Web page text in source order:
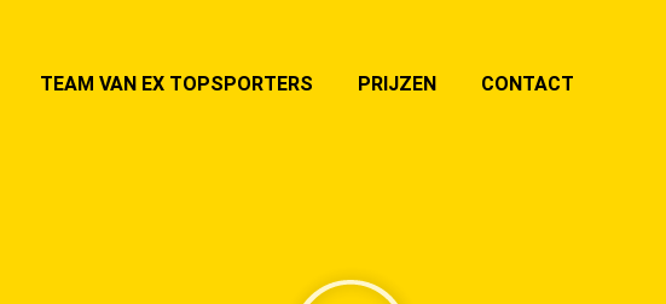
TEAM VAN EX TOPSPORTERS PRIJZEN CONTACT